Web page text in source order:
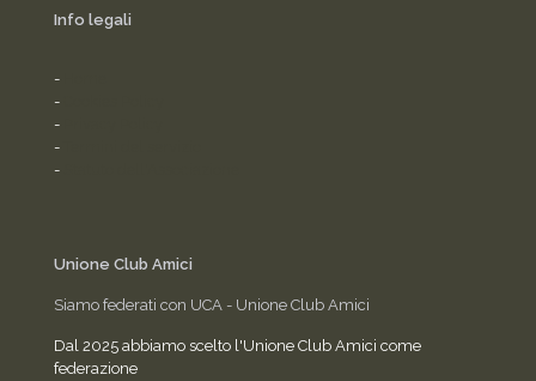
Info legali
-
-
-
-
-
Unione Club Amici
Siamo federati con UCA - Unione Club Amici
Dal 2025 abbiamo scelto l'Unione Club Amici come
federazione